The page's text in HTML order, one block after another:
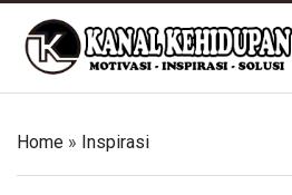
Blog Kanal Kehidupan
Home » Inspirasi